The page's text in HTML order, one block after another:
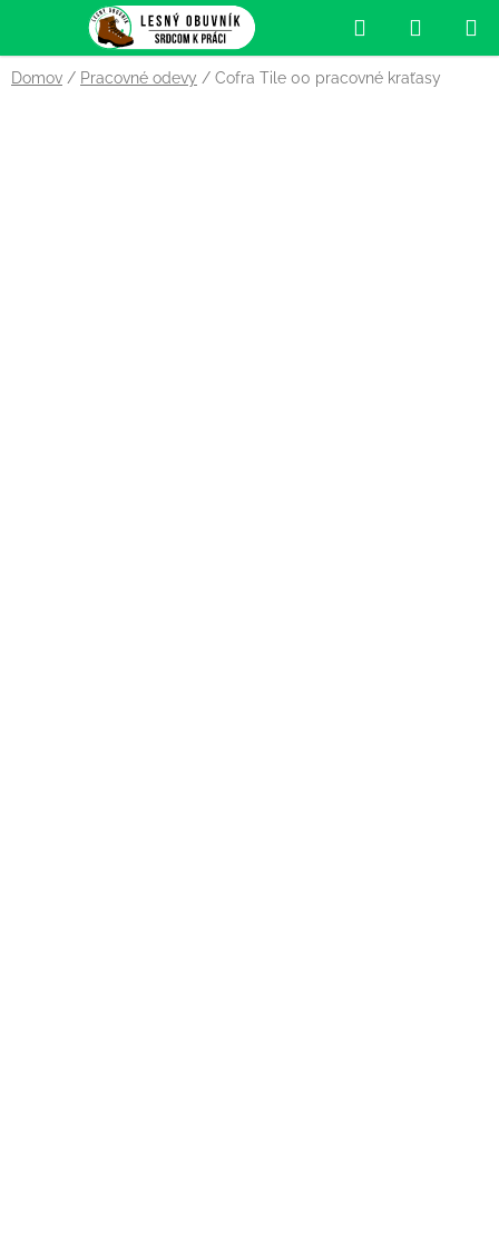
obsah
Hľadať
KOŠÍK
Domov / Pracovné odevy / Cofra Tile 00 pracovné kraťasy